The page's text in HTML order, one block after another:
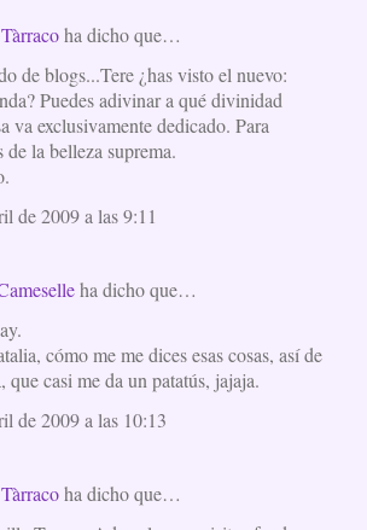
ha dicho que…
de blogs...Tere ¿has visto el nuevo:
Puedes adivinar a qué divinidad
va exclusivamente dedicado. Para
de la belleza suprema.
de 2009 a las 9:11
ha dicho que…
cómo me me dices esas cosas, así de
que casi me da un patatús, jajaja.
de 2009 a las 10:13
ha dicho que…